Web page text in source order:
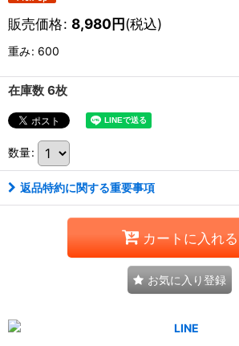
販売価格: 8,980円(税込)
重み: 600
在庫数 6枚
数量:
返品特約に関する重要事項
カートに入れる
お気に入り登録